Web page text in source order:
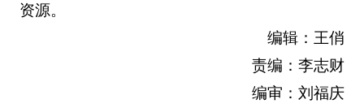
资源。
编辑：王俏
责编：李志财
编审：刘福庆